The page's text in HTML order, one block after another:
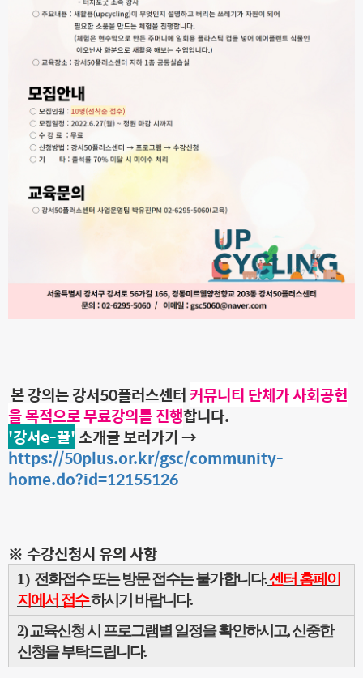
본 강의는 강서50플러스센터커뮤니티 단체가 사회공헌
을 목적으로 무료강의를 진행합니다.
'강서e-끌'소개글 보러가기 →
https://50plus.or.kr/gsc/community-
home.do?id=12155126
※ 수강신청시 유의 사항
1) 전화접수 또는 방문 접수는 불가합니다.센터 홈페이
지에서 접수하시기 바랍니다.
2)교육신청 시 프로그램별 일정을 확인하시고,신중한
신청을 부탁드립니다.